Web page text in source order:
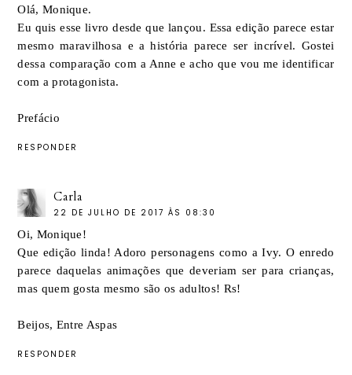
Olá, Monique.
Eu quis esse livro desde que lançou. Essa edição parece estar
mesmo maravilhosa e a história parece ser incrível. Gostei
dessa comparação com a Anne e acho que vou me identificar
com a protagonista.
Prefácio
RESPONDER
Carla
22 DE JULHO DE 2017 ÀS 08:30
Oi, Monique!
Que edição linda! Adoro personagens como a Ivy. O enredo
parece daquelas animações que deveriam ser para crianças,
mas quem gosta mesmo são os adultos! Rs!
Beijos, Entre Aspas
RESPONDER